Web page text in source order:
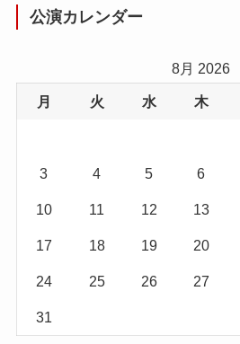
公演カレンダー
8月 2026
月 火 水 木
3 4 5 6
10 11 12 13
17 18 19 20
24 25 26 27
31